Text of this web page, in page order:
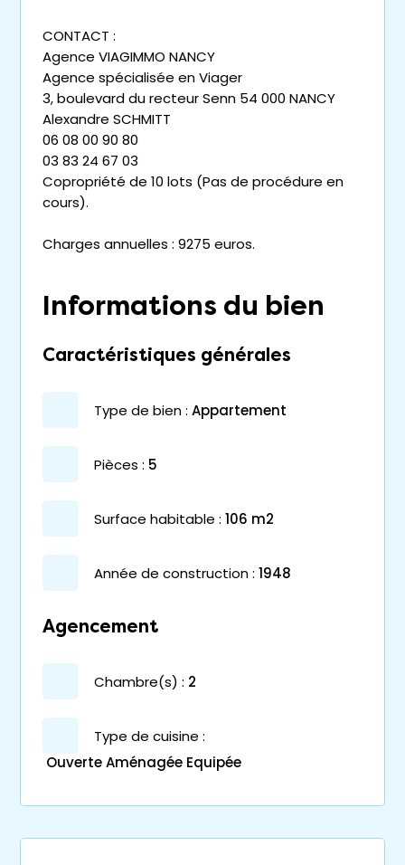
CONTACT :
Agence VIAGIMMO NANCY
Agence spécialisée en Viager
3, boulevard du recteur Senn 54 000 NANCY
Alexandre SCHMITT
06 08 00 90 80
03 83 24 67 03
Copropriété de 10 lots (Pas de procédure en
cours).
Charges annuelles : 9275 euros.
Informations du bien
Caractéristiques générales
type de bien : appartement
pièces : 5
surface habitable : 106 m2
année de construction : 1948
Agencement
chambre(s) : 2
Type de cuisine :
Ouverte Aménagée Equipée